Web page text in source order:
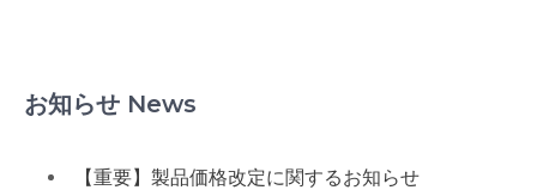
お知らせ News
【重要】製品価格改定に関するお知らせ